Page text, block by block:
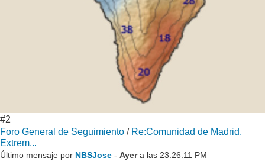
#2
Foro General de Seguimiento / Re:Comunidad de Madrid,
Extrem...
Último mensaje por NBSJose - Ayera las 23:26:11 PM